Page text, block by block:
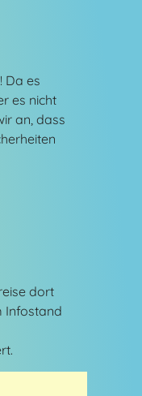
Da es
es nicht
an, dass
dort
Infostand